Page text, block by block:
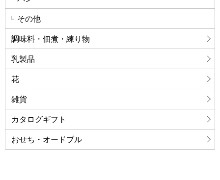
その他
調味料・佃煮・練り物
乳製品
花
雑貨
カタログギフト
おせち・オードブル